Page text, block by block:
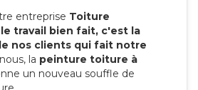
entreprise Toiture
travail bien fait, c'est la
nos clients qui fait notre
la peinture toiture à
un nouveau souffle de